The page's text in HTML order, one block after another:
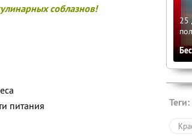
соблазнов!
питания
25
Теги: